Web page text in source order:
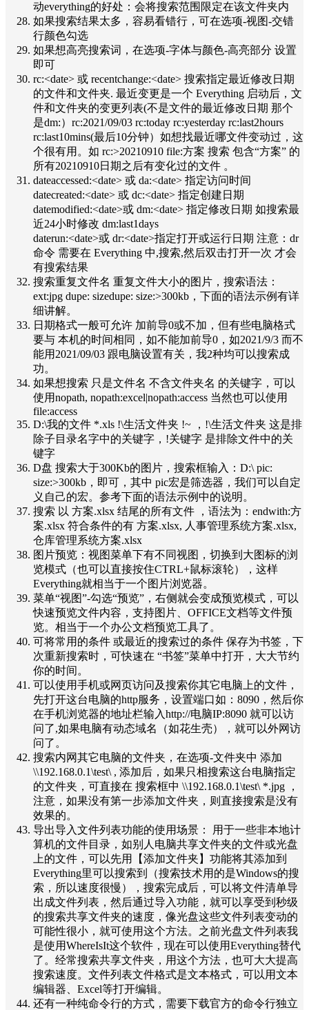
动everything的好处：会将搜索范围限定在该文件夹内
如果搜索结果太多，容易看错行，可在选项-视图-交错
行颜色勾选
如果想高亮搜索词，在选项-字体与颜色-高亮部分 设置
即可
rc:<date> 或 recentchange:<date> 搜索指定最近修改日期
的文件和文件夹. 最近变更是一个 Everything 启动后，文
件和文件夹的变更列表(不是文件的最近修改日期 那个
是dm:）rc:2021/09/03 rc:today rc:yesterday rc:last2hours
rc:last10mins(最后10分钟）如想找最近哪文件变动过，这
个很有用。如 rc:>20210910 file:方案 搜索 包含“方案” 的
所有20210910日期之后有变化过的文件 。
dateaccessed:<date> 或 da:<date> 指定访问时间
datecreated:<date> 或 dc:<date> 指定创建日期
datemodified:<date>或 dm:<date> 指定修改日期 如搜索最
近24小时修改 dm:last1days
daterun:<date>或 dr:<date>指定打开或运行日期 注意：dr
命令 需要在 Everything 中,搜索,然后双击打开一次 才会
有搜索结果
搜索重复文件名 重复文件大小的图片，搜索语法：
ext:jpg dupe: sizedupe: size:>300kb，下面的语法示例有详
细讲解。
日期格式一般可允许 加前导0或不加，但有些电脑格式
要与 本机的时间相同，如不能加前导0，如2021/9/3 而不
能用2021/09/03 跟电脑设置有关，我2种均可以搜索成
功。
如果想搜索 只是文件名 不含文件夹名 的关键字，可以
使用nopath, nopath:excel|nopath:access 当然也可以使用
file:access
D:\我的文件 *.xls !\生活文件夹 !~ ，!\生活文件夹 这是排
除子目录名字中的关键字，!关键字 是排除文件中的关
键字
D盘 搜索大于300Kb的图片，搜索框输入：D:\ pic:
size:>300kb，即可，其中 pic宏是筛选器，我们可以自定
义自己的宏。参考下面的语法示例中的说明。
搜索 以 方案.xlsx 结尾的所有文件 ，语法为：endwith:方
案.xlsx 符合条件的有 方案.xlsx, 人事管理系统方案.xlsx,
仓库管理系统方案.xlsx
图片预览：视图菜单下有不同视图，切换到大图标的浏
览模式（也可以直接按住CTRL+鼠标滚轮），这样
Everything就相当于一个图片浏览器。
菜单“视图”-勾选“预览”，右侧就会变成预览模式，可以
快速预览文件内容，支持图片、OFFICE文档等文件预
览。相当于一个办公文档预览工具了。
可将常用的条件 或最近的搜索过的条件 保存为书签，下
次重新搜索时，可快速在 “书签”菜单中打开，大大节约
你的时间。
可以使用手机或网页访问及搜索你其它电脑上的文件，
先打开这台电脑的http服务，设置端口如：8090，然后你
在手机浏览器的地址栏输入http://电脑IP:8090 就可以访
问了,如果电脑有动态域名（如花生壳），就可以外网访
问了。
搜索内网其它电脑的文件夹，在选项-文件夹中 添加
\\192.168.0.1\test\ , 添加后，如果只相搜索这台电脑指定
的文件夹，可直接在 搜索框中 \\192.168.0.1\test\ *.jpg ，
注意，如果没有第一步添加文件夹，则直接搜索是没有
效果的。
导出导入文件列表功能的使用场景： 用于一些非本地计
算机的文件目录，如别人电脑共享文件夹的文件或光盘
上的文件，可以先用【添加文件夹】功能将其添加到
Everything里可以搜索到（搜索技术用的是Windows的搜
索，所以速度很慢），搜索完成后，可以将文件清单导
出成文件列表，然后通过导入功能，就可以享受到秒级
的搜索共享文件夹的速度，像光盘这些文件列表变动的
可能性很小，就可使用这个方法。之前光盘文件列表我
是使用WhereIsIt这个软件，现在可以使用Everything替代
了。经常搜索共享文件夹，用这个方法，也可大大提高
搜索速度。文件列表文件格式是文本格式，可以用文本
编辑器、Excel等打开编辑。
还有一种纯命令行的方式，需要下载官方的命令行独立